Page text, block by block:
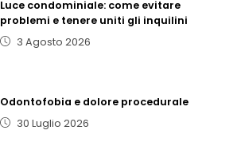
Luce condominiale: come evitare
problemi e tenere uniti gli inquilini
3 Agosto 2026
Odontofobia e dolore procedurale
30 Luglio 2026